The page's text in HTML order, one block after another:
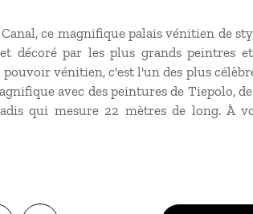
ce magnifique palais vénitien de
décoré par les plus grands peintres
vénitien, c'est l'un des plus
avec des peintures de Tiepolo, de
qui mesure 22 mètres de long. À